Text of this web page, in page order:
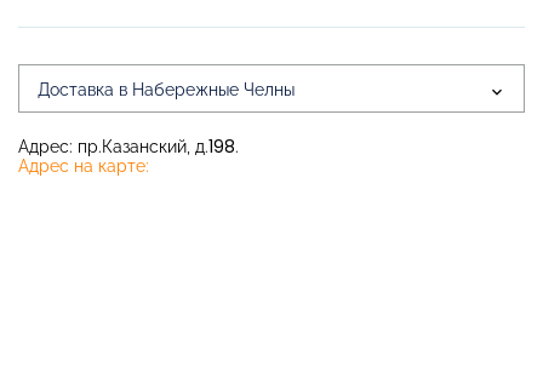
Доставка в Набережные Челны
Адрес: пр.Казанский, д.198.
Адрес на карте: